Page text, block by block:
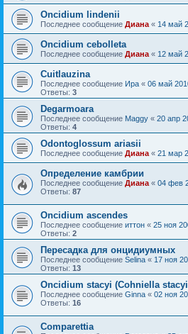
Oncidium lindenii
Последнее сообщение Диана « 14 май
Oncidium cebolleta
Последнее сообщение Диана « 12 май
Cuitlauzina
Последнее сообщение Ира « 06 май
Ответы: 3
Degarmoara
Последнее сообщение Maggy « 20 апр
Ответы: 4
Odontoglossum ariasii
Последнее сообщение Диана « 21 мар
Определение камбрии
Последнее сообщение Диана « 04 фев
Ответы: 87
Oncidium ascendes
Последнее сообщение иттон « 25 ноя
Ответы: 2
Пересадка для онцидиумных
Последнее сообщение Selina « 17 ноя
Ответы: 13
Oncidium stacyi (Cohniella
Последнее сообщение Ginna « 02 ноя
Ответы: 16
Comparettia